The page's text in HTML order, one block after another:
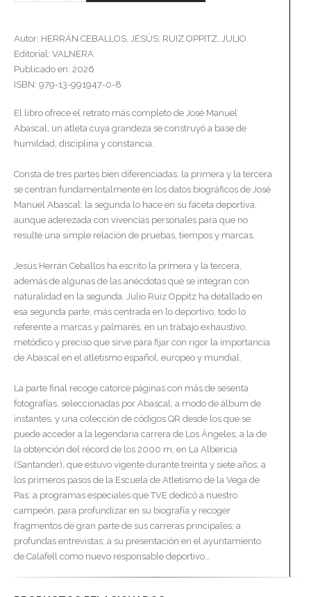
Autor: HERRÁN CEBALLOS, JESÚS; RUIZ OPPITZ, JULIO
Editorial: VALNERA
Publicado en: 2026
ISBN: 979-13-991947-0-8
El libro ofrece el retrato más completo de José Manuel
Abascal, un atleta cuya grandeza se construyó a base de
humildad, disciplina y constancia.
Consta de tres partes bien diferenciadas: la primera y la tercera
se centran fundamentalmente en los datos biográficos de José
Manuel Abascal; la segunda lo hace en su faceta deportiva,
aunque aderezada con vivencias personales para que no
resulte una simple relación de pruebas, tiempos y marcas.
Jesús Herrán Ceballos ha escrito la primera y la tercera,
además de algunas de las anécdotas que se integran con
naturalidad en la segunda. Julio Ruiz Oppitz ha detallado en
esa segunda parte, más centrada en lo deportivo, todo lo
referente a marcas y palmarés, en un trabajo exhaustivo,
metódico y preciso que sirve para fijar con rigor la importancia
de Abascal en el atletismo español, europeo y mundial.
La parte final recoge catorce páginas con más de sesenta
fotografías, seleccionadas por Abascal, a modo de álbum de
instantes, y una colección de códigos QR desde los que se
puede acceder a la legendaria carrera de Los Ángeles; a la de
la obtención del récord de los 2000 m, en La Albericia
(Santander), que estuvo vigente durante treinta y siete años; a
los primeros pasos de la Escuela de Atletismo de la Vega de
Pas; a programas especiales que TVE dedicó a nuestro
campeón, para profundizar en su biografía y recoger
fragmentos de gran parte de sus carreras principales; a
profundas entrevistas; a su presentación en el ayuntamiento
de Calafell como nuevo responsable deportivo…